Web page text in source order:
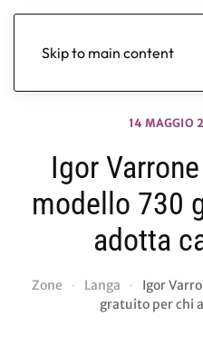
Skip to main content
14 MAGGIO
Igor
modello 730
adotta
Zone Langa
Igor
gratuito per chi